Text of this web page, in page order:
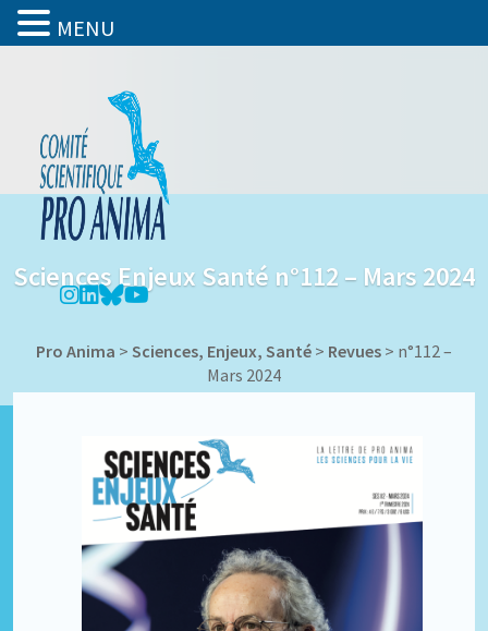
Sciences Enjeux Santé n°112 – Mars 2024
Pro Anima > Sciences, Enjeux, Santé > Revues > n°112 –
Mars 2024
MENU